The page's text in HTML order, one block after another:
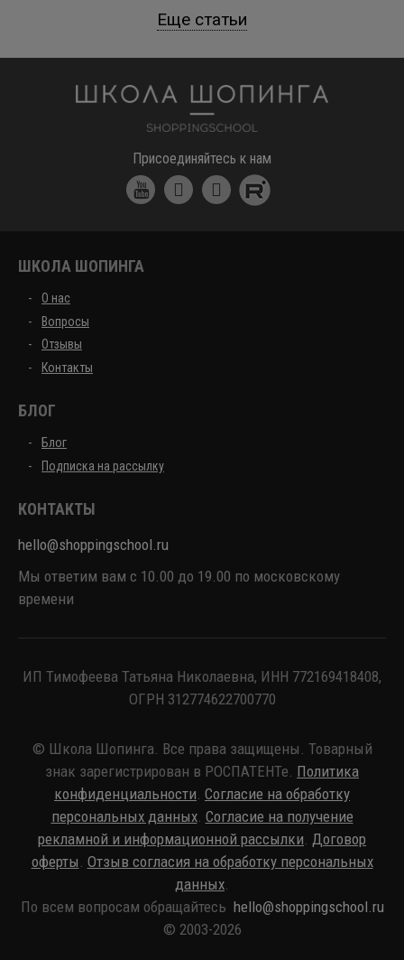
Еще статьи
Присоединяйтесь к нам
ШКОЛА ШОПИНГА
О нас
Вопросы
Отзывы
Контакты
БЛОГ
Блог
Подписка на рассылку
КОНТАКТЫ
hello@shoppingschool.ru
Мы ответим вам с 10.00 до 19.00 по московскому
времени
ИП Тимофеева Татьяна Николаевна, ИНН 772169418408,
ОГРН 312774622700770
© Школа Шопинга. Все права защищены. Товарный
знак зарегистрирован в РОСПАТЕНТе. Политика
конфиденциальности Согласие на обработку
персональных данных. Согласие на получение
рекламной и информационной рассылки Договор
оферты Отзыв согласия на обработку персональных
данных
По всем вопросам обращайтесь hello@shoppingschool.ru
© 2003-2026